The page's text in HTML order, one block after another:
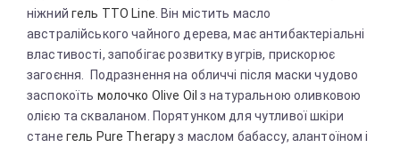
ніжний гель TTO Line . Він містить масло
австралійського чайного дерева, має антибактеріальні
властивості, запобігає розвитку вугрів, прискорює
загоєння. Подразнення на обличчі після маски чудово
заспокоїть молочко Olive Oil з натуральною оливковою
олією та скваланом. Порятунком для чутливої ​​шкіри
стане гель Pure Therapyз маслом бабассу, алантоїном і